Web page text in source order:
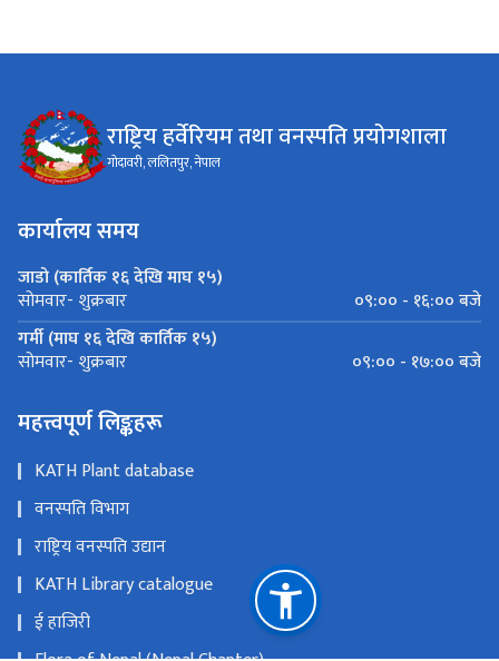
राष्ट्रिय हर्वेरियम तथा वनस्पति प्रयोगशाला
गोदावरी, ललितपुर, नेपाल
कार्यालय समय
जाडो (कार्तिक १६ देखि माघ १५)
सोमवार- शुक्रबार
०९:०० - १६:०० बजे
गर्मी (माघ १६ देखि कार्तिक १५)
सोमवार- शुक्रबार ०९:०० - १७:०० बजे
महत्त्वपूर्ण लिङ्कहरू
KATH Plant database
वनस्पति विभाग
राष्ट्रिय वनस्पति उद्यान
KATH Library catalogue
ई हाजिरी